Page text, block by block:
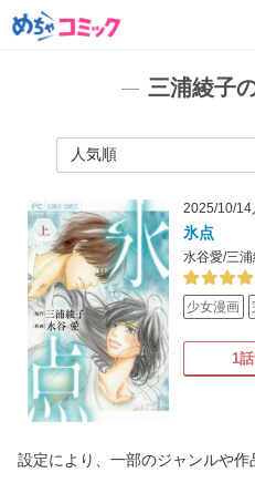
三浦綾子
2025/10/14
氷点
水谷愛/三
少女漫画
1
設定により、一部のジャンルや